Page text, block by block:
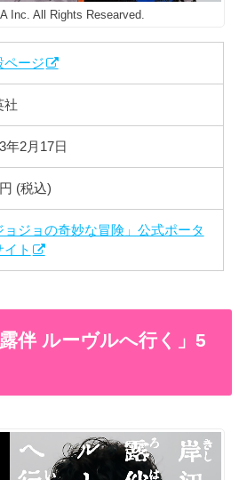
Inc. All Rights Researved.
ページ
社
年2月17日
(税込)
ョジョの奇妙な冒険」公式ポータ
イト
伴 ルーヴルへ行く」5